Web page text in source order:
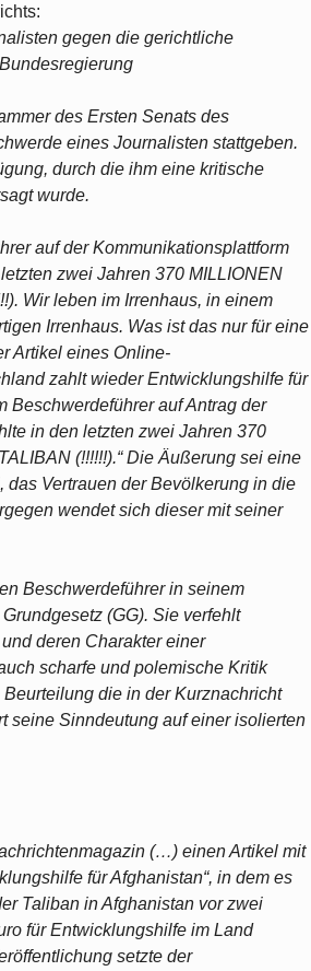
gegen die gerichtliche
des Ersten Senats des
eines Journalisten stattgeben.
durch die ihm eine kritische
wurde.
auf der Kommunikationsplattform
zwei Jahren 370 MILLIONEN
Wir leben im Irrenhaus, in einem
Irrenhaus. Was ist das nur für eine
Artikel eines Online-
zahlt wieder Entwicklungshilfe für
Beschwerdeführer auf Antrag der
in den letzten zwei Jahren 370
(!!!!!!).“ Die Äußerung sei eine
Vertrauen der Bevölkerung in die
wendet sich dieser mit seiner
Beschwerdeführer in seinem
(GG). Sie verfehlt
deren Charakter einer
scharfe und polemische Kritik
die in der Kurznachricht
seine Sinndeutung auf einer isolierten
(…) einen Artikel mit
für Afghanistan“, in dem es
Taliban in Afghanistan vor zwei
für Entwicklungshilfe im Land
setzte der